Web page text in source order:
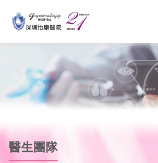
醫生團隊